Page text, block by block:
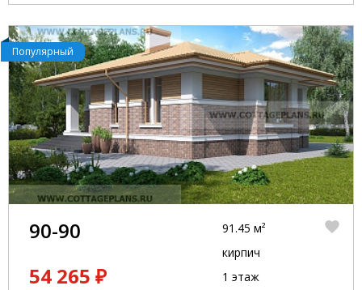
Популярный
90-90
54 265 ₽
91.45 м²
кирпич
1 этаж